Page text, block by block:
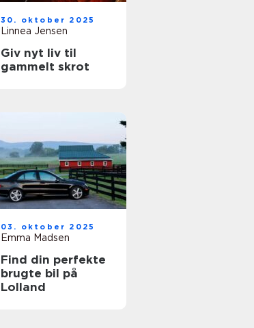
30. oktober 2025
Linnea Jensen
Giv nyt liv til
gammelt skrot
03. oktober 2025
Emma Madsen
Find din perfekte
brugte bil på
Lolland